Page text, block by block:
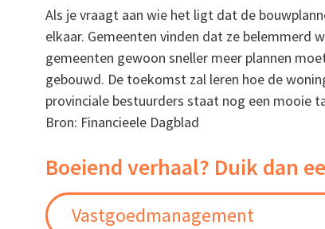
Als je vraagt aan wie het ligt dat de
elkaar. Gemeenten vinden dat ze belemmerd
gemeenten gewoon sneller meer plannen
gebouwd. De toekomst zal leren hoe de
provinciale bestuurders staat nog een mooie
Bron: Financieele Dagblad
Boeiend verhaal? Duik dan
Vastgoedmanagement